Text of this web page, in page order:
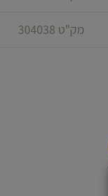
מק"ט 304038